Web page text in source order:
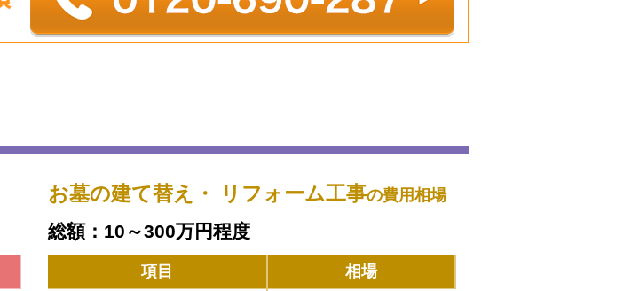
お墓の建て替え・ リフォーム工事の費用相場
総額：10～300万円程度
項目
相場